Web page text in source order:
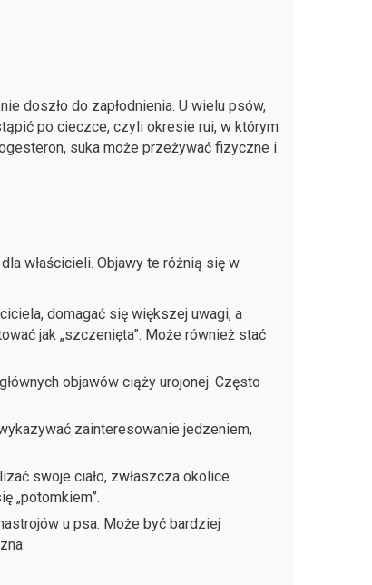
doszło do zapłodnienia. U wielu psów,
po cieczce, czyli okresie rui, w którym
suka może przeżywać fizyczne i
właścicieli. Objawy te różnią się w
domagać się większej uwagi, a
jak „szczenięta”. Może również stać
objawów ciąży urojonej. Często
zainteresowanie jedzeniem,
swoje ciało, zwłaszcza okolice
„potomkiem”.
u psa. Może być bardziej